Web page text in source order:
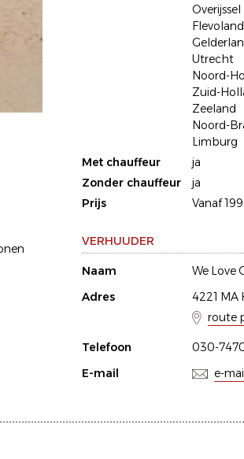
Overijssel
Flevoland
Utrecht
Noord-
Zuid-
Zeeland
Noord-
Limburg
Met chauffeur
ja
Zonder chauffeur
ja
Prijs
Vanaf
VERHUUDER
Naam
We Love
Adres
4221 MA
route
Telefoon
030-
E-mail
e-